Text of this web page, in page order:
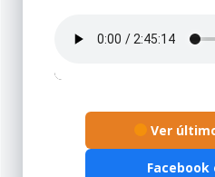
Ver
Facebook